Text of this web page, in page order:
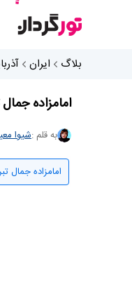
بلاگ ایران
امامزاده
به قلم :شیوا
امامزاده جمال